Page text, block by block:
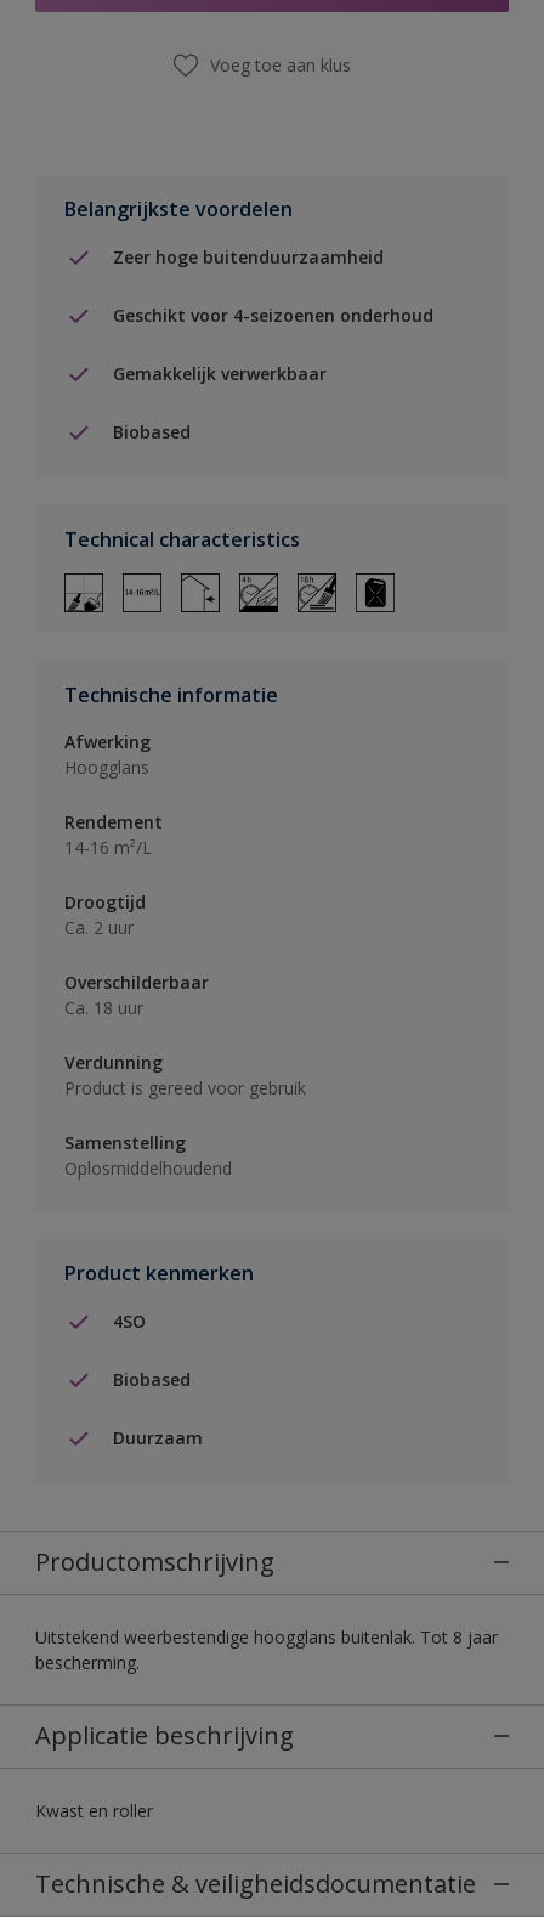
Voeg toe aan klus
Belangrijkste voordelen
Zeer hoge buitenduurzaamheid
Geschikt voor 4-seizoenen onderhoud
Gemakkelijk verwerkbaar
Biobased
Technical characteristics
Technische informatie
Afwerking
Hoogglans
Rendement
14-16 m²/L
Droogtijd
Ca. 2 uur
Overschilderbaar
Ca. 18 uur
Verdunning
Product is gereed voor gebruik
Samenstelling
Oplosmiddelhoudend
Product kenmerken
4SO
Biobased
Duurzaam
Productomschrijving
Uitstekend weerbestendige hoogglans buitenlak. Tot 8 jaar
bescherming.
Applicatie beschrijving
Kwast en roller
Technische & veiligheidsdocumentatie